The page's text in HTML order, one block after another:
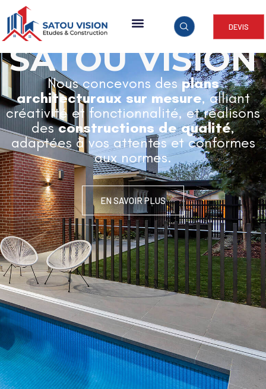
DEVIS
ARCHITECTURE & CONSTRUCTION
SATOU VISION
Nous concevons desplans
architecturaux sur mesure, alliant
créativité et fonctionnalité, et réalisons
desconstructions de qualité,
adaptées à vos attentes et conformes
aux normes.
EN SAVOIR PLUS